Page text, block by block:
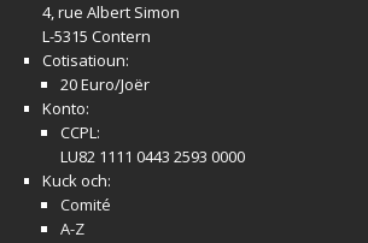
4, rue Albert Simon
L-5315 Contern
Cotisatioun:
20 Euro/Joër
Konto:
CCPL:
LU82 1111 0443 2593 0000
Kuck och:
Comité
A-Z